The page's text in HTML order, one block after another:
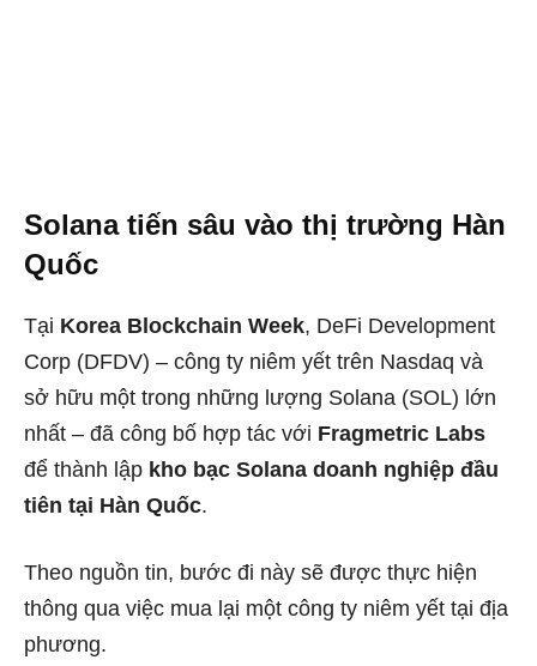
Solana tiến sâu vào thị trường Hàn
Quốc
Tại Korea Blockchain Week, DeFi Development
Corp (DFDV) – công ty niêm yết trên Nasdaq và
sở hữu một trong những lượng Solana (SOL) lớn
nhất – đã công bố hợp tác với Fragmetric Labs
để thành lập kho bạc Solana doanh nghiệp đầu
tiên tại Hàn Quốc.
Theo nguồn tin, bước đi này sẽ được thực hiện
thông qua việc mua lại một công ty niêm yết tại địa
phương.